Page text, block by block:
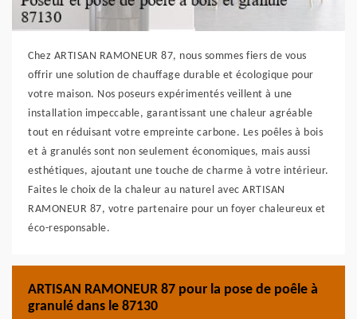
Chez ARTISAN RAMONEUR 87, nous sommes fiers de vous
offrir une solution de chauffage durable et écologique pour
votre maison. Nos poseurs expérimentés veillent à une
installation impeccable, garantissant une chaleur agréable
tout en réduisant votre empreinte carbone. Les poêles à bois
et à granulés sont non seulement économiques, mais aussi
esthétiques, ajoutant une touche de charme à votre intérieur.
Faites le choix de la chaleur au naturel avec ARTISAN
RAMONEUR 87, votre partenaire pour un foyer chaleureux et
éco-responsable.
ARTISAN RAMONEUR 87 pour la pose de poêle à
granulé dans le 87130